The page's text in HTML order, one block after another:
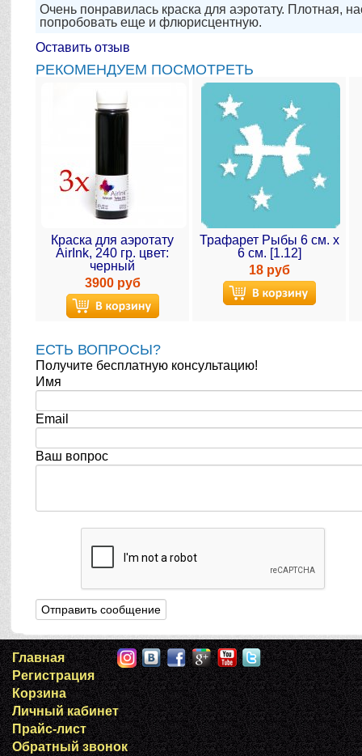
Очень понравилась краска для аэротату. Плотная,
попробовать еще и флюрисцентную.
Оставить отзыв
РЕКОМЕНДУЕМ ПОСМОТРЕТЬ
Краска для аэротату
AirInk, 240 гр. цвет:
черный
3900 руб
Трафарет Рыбы 6 см. х
6 см. [1.12]
18 руб
ЕСТЬ ВОПРОСЫ?
Получите бесплатную консультацию!
Имя
Email
Ваш вопрос
Главная
Регистрация
Корзина
Личный кабинет
Прайс-лист
Обратный звонок